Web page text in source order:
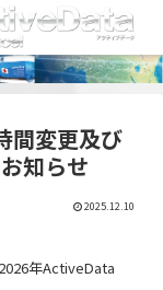
間変更及び
知らせ
2025.12.10
年ActiveData